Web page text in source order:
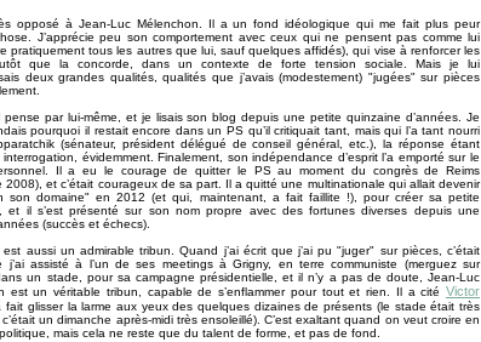
opposé à Jean-Luc Mélenchon. Il a un fond idéologique qui me fait plus peur
J’apprécie peu son comportement avec ceux qui ne pensent pas comme lui
pratiquement tous les autres que lui, sauf quelques affidés), qui vise à renforcer les
que la concorde, dans un contexte de forte tension sociale. Mais je lui
deux grandes qualités, qualités que j’avais (modestement) "jugées" sur pièces
pense par lui-même, et je lisais son blog depuis une petite quinzaine d’années. Je
pourquoi il restait encore dans un PS qu’il critiquait tant, mais qui l’a tant nourri
(sénateur, président délégué de conseil général, etc.), la réponse étant
évidemment. Finalement, son indépendance d’esprit l’a emporté sur le
Il a eu le courage de quitter le PS au moment du congrès de Reims
2008), et c’était courageux de sa part. Il a quitté une multinationale qui allait devenir
son domaine" en 2012 (et qui, maintenant, a fait faillite !), pour créer sa petite
et il s’est présenté sur son nom propre avec des fortunes diverses depuis une
(succès et échecs).
aussi un admirable tribun. Quand j’ai écrit que j’ai pu "juger" sur pièces, c’était
j’ai assisté à l’un de ses meetings à Grigny, en terre communiste (merguez sur
un stade, pour sa campagne présidentielle, et il n’y a pas de doute, Jean-Luc
est un véritable tribun, capable de s’enflammer pour tout et rien. Il a cité Victor
fait glisser la larme aux yeux des quelques dizaines de présents (le stade était très
c’était un dimanche après-midi très ensoleillé). C’est exaltant quand on veut croire en
mais cela ne reste que du talent de forme, et pas de fond.